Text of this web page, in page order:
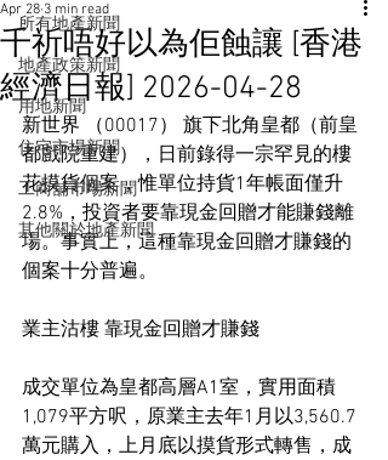
所有地產新聞
地產政策新聞
用地新聞
住宅市場新聞
工商舖市場新聞
其他關於地產新聞
千祈唔好以為佢蝕讓 [香港
經濟日報] 2026-04-28
Apr 28 3 min read
新世界 （00017） 旗下北角皇都（前皇
都戲院重建），日前錄得一宗罕見的樓
花摸貨個案，惟單位持貨1年帳面僅升
2.8%，投資者要靠現金回贈才能賺錢離
場。事實上，這種靠現金回贈才賺錢的
個案十分普遍。
業主沽樓 靠現金回贈才賺錢
成交單位為皇都高層A1室，實用面積
1,079平方呎，原業主去年1月以3,560.7
萬元購入，上月底以摸貨形式轉售，成